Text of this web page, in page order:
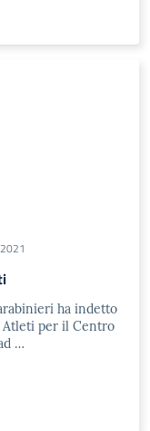
ha indetto
per il Centro
…